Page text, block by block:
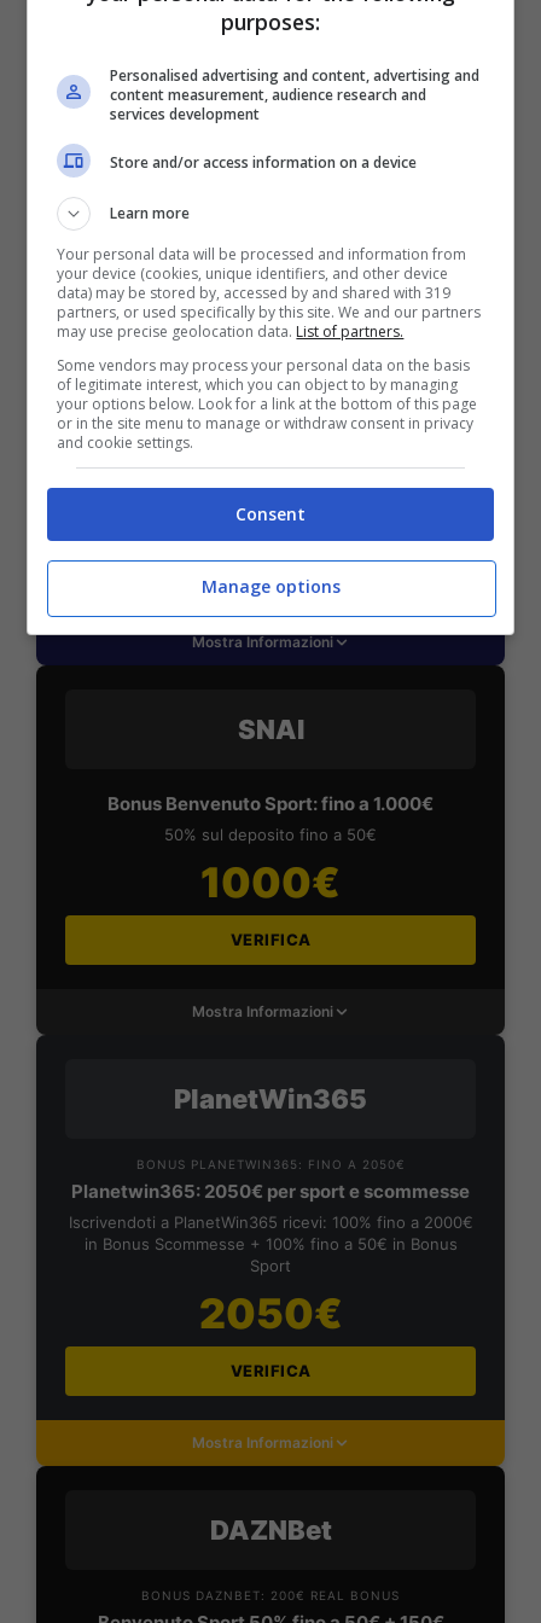
Per i nuovi registrati: 100% fino a 2.000€ in Bonus
Scommesse + 50% del primo deposito fino a 50€
2050€
BONUS BENVENUTO LOTTOMATICA: 2050€
Fino a 2050€ bonus scommesse e sport
Per i nuovi utenti della piattaforma: 100% fino a 50€ in
Bonus Scommesse + 100% fino a 2000€ in Bonus
Sport
2050€
Mostra Informazioni
SNAI
Bonus Benvenuto Sport: fino a 1.000€
50% sul deposito fino a 50€
1000€
VERIFICA
Mostra Informazioni
PlanetWin365
BONUS PLANETWIN365: FINO A 2050€
Planetwin365: 2050€ per sport e scommesse
Iscrivendoti a PlanetWin365 ricevi: 100% fino a 2000€
in Bonus Scommesse + 100% fino a 50€ in Bonus
Sport
2050€
VERIFICA
Mostra Informazioni
DAZNBet
BONUS DAZNBET: 200€ REAL BONUS
purposes:
Personalised advertising and content, advertising and
content measurement, audience research and
services development
Store and/or access information on a device
Learn more
Your personal data will be processed and information from
your device (cookies, unique identifiers, and other device
data) may be stored by, accessed by and shared with 319
partners, or used specifically by this site. We and our partners
may use precise geolocation data. List of partners.
Some vendors may process your personal data on the basis
of legitimate interest, which you can object to by managing
your options below. Look for a link at the bottom of this page
or in the site menu to manage or withdraw consent in privacy
and cookie settings.
Consent
Manage options